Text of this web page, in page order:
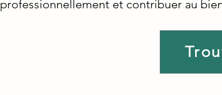
professionnellement et contribuer au